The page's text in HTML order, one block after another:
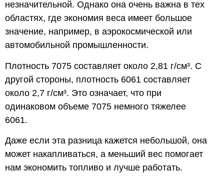
незначительной. Однако она очень важна в тех
областях, где экономия веса имеет большое
значение, например, в аэрокосмической или
автомобильной промышленности.
Плотность 7075 составляет около 2,81 г/см³. С
другой стороны, плотность 6061 составляет
около 2,7 г/см³. Это означает, что при
одинаковом объеме 7075 немного тяжелее
6061.
Даже если эта разница кажется небольшой, она
может накапливаться, а меньший вес помогает
нам экономить топливо и лучше работать.